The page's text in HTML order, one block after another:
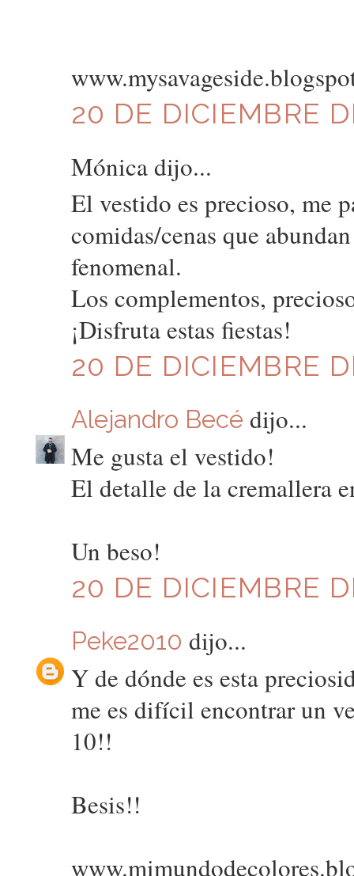
20 DE DICIEMBRE
Mónica dijo...
El vestido es precioso, me
comidas/cenas que
fenomenal.
Los complementos,
¡Disfruta estas fiestas!
20 DE DICIEMBRE
Alejandro Becé dijo...
Me gusta el vestido!
El detalle de la cremallera
Un beso!
20 DE DICIEMBRE
Peke2010 dijo...
Y de dónde es esta
me es difícil encontrar un
10!!
Besis!!